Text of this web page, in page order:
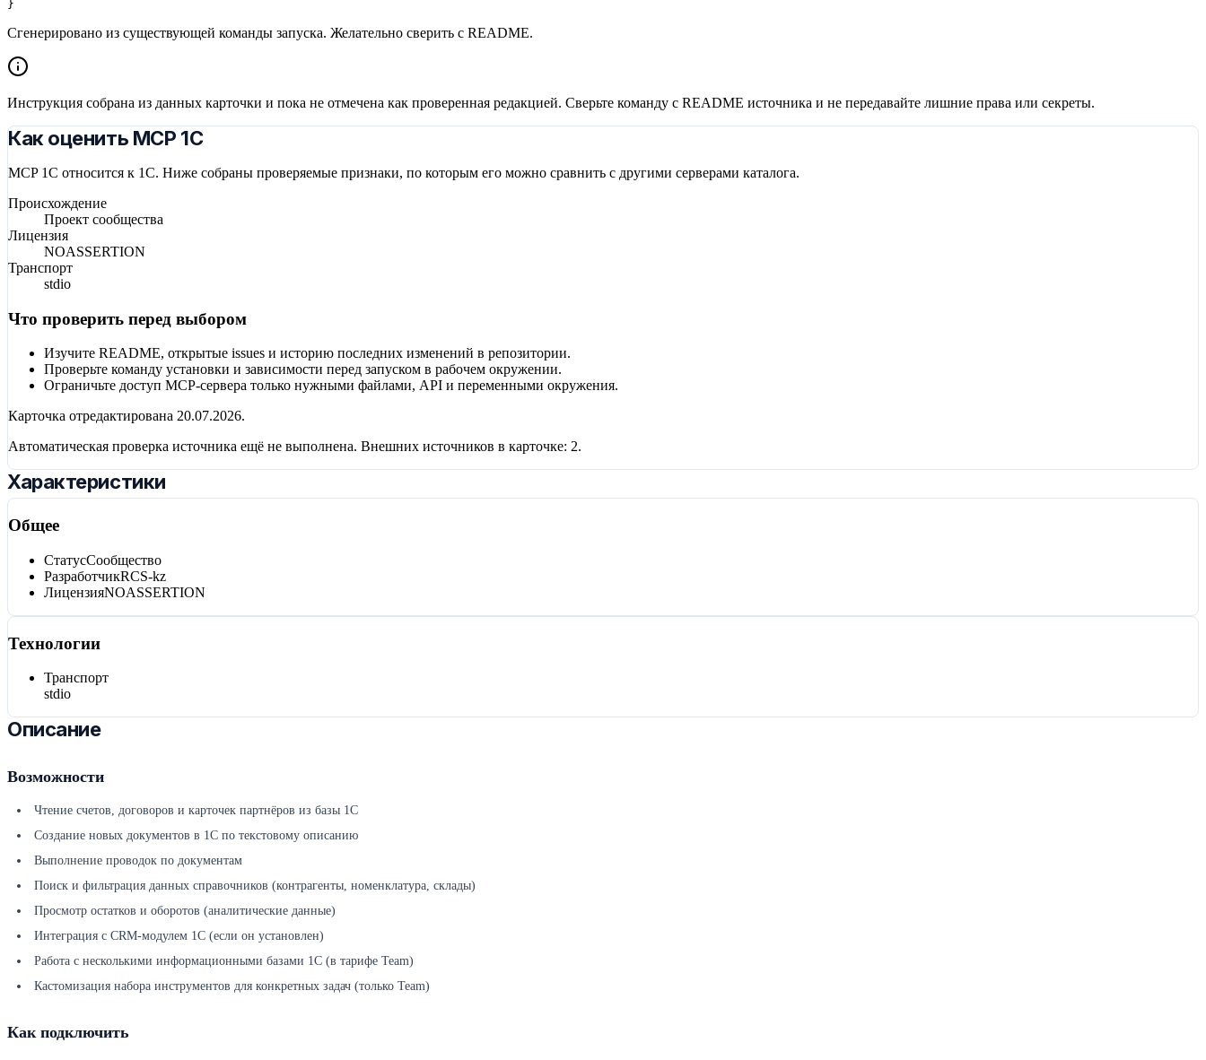
}
Сгенерировано из существующей команды запуска. Желательно сверить с README.
Инструкция собрана из данных карточки и пока не отмечена как проверенная редакцией. Сверьте команду с README источника и не передавайте лишние права или секреты.
Как оценить MCP 1С
MCP 1С относится к 1С. Ниже собраны проверяемые признаки, по которым его можно сравнить с другими серверами каталога.
Происхождение
Проект сообщества
Лицензия
NOASSERTION
Транспорт
stdio
Что проверить перед выбором
Изучите README, открытые issues и историю последних изменений в репозитории.
Проверьте команду установки и зависимости перед запуском в рабочем окружении.
Ограничьте доступ MCP-сервера только нужными файлами, API и переменными окружения.
Карточка отредактирована 20.07.2026.
Автоматическая проверка источника ещё не выполнена. Внешних источников в карточке: 2.
Характеристики
Общее
СтатусСообщество
РазработчикRCS-kz
ЛицензияNOASSERTION
Технологии
Транспорт
stdio
Описание
Возможности
Чтение счетов, договоров и карточек партнёров из базы 1С
Создание новых документов в 1С по текстовому описанию
Выполнение проводок по документам
Поиск и фильтрация данных справочников (контрагенты, номенклатура, склады)
Просмотр остатков и оборотов (аналитические данные)
Интеграция с CRM-модулем 1С (если он установлен)
Работа с несколькими информационными базами 1С (в тарифе Team)
Кастомизация набора инструментов для конкретных задач (только Team)
Как подключить